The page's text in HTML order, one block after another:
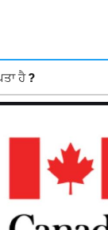
ਹੈ ?